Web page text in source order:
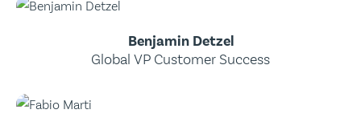
Benjamin Detzel
Global VP Customer Success